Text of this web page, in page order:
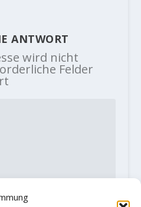
ANTWORT
wird nicht
Felder